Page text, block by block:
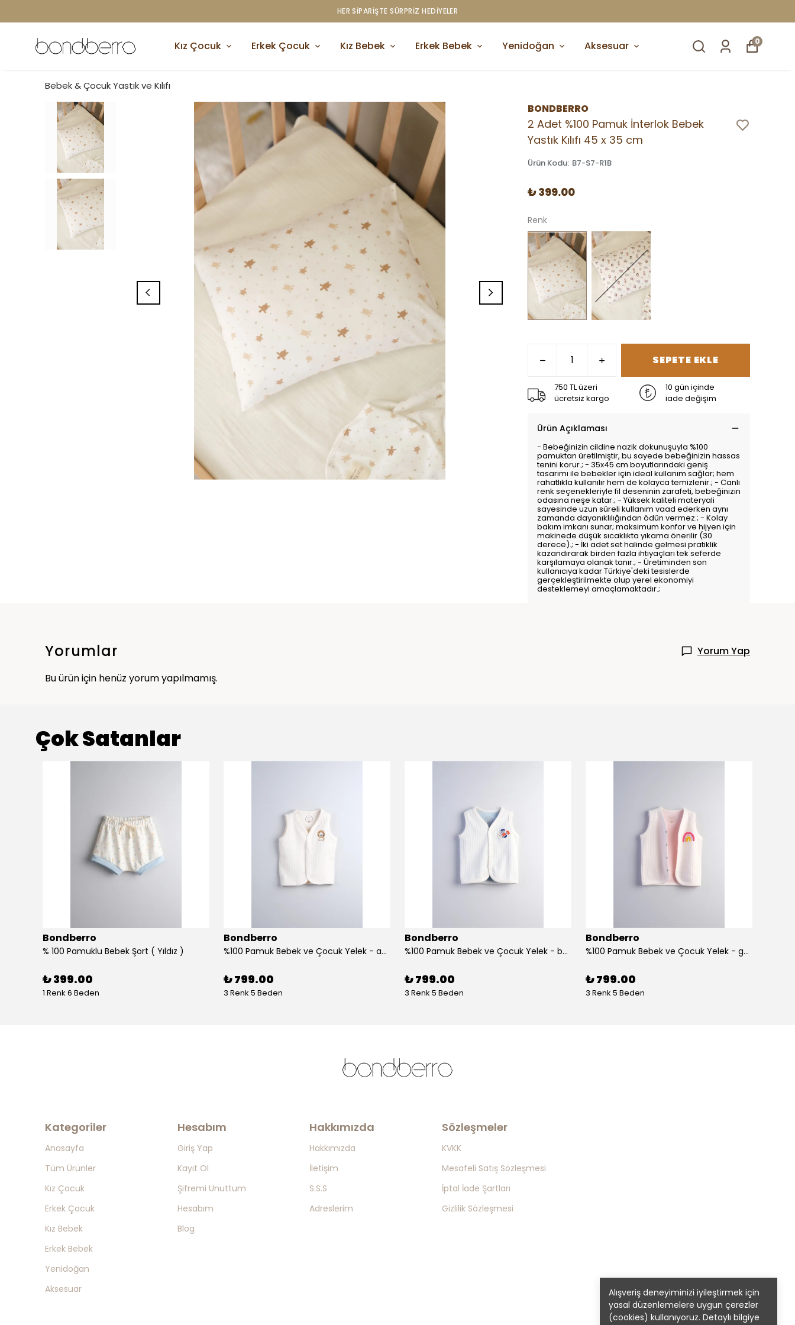
750 TL ÜZERI ÜCRETSIZ KARGO
Kız Çocuk Erkek Çocuk Kız Bebek Erkek Bebek Yenidoğan Aksesuar 0
Alışveriş deneyiminizi iyileştirmek için
yasal düzenlemelere uygun çerezler
(cookies) kullanıyoruz. Detaylı bilgiye
Bebek & Çocuk Yastık ve Kılıfı
BONDBERRO
2 Adet %100 Pamuk İnterlok Bebek
Yastık Kılıfı 45 x 35 cm
Ürün Kodu: B7-S7-R1B
₺ 399.00
Renk
SEPETE EKLE
750 TL üzeri
ücretsiz kargo
10 gün içinde
iade değişim
Ürün Açıklaması
- Bebeğinizin cildine nazik dokunuşuyla %100
pamuktan üretilmiştir, bu sayede bebeğinizin hassas
tenini korur.; - 35x45 cm boyutlarındaki geniş
tasarımı ile bebekler için ideal kullanım sağlar; hem
rahatlıkla kullanılır hem de kolayca temizlenir.; - Canlı
renk seçenekleriyle fil deseninin zarafeti, bebeğinizin
odasına neşe katar.; - Yüksek kaliteli materyali
sayesinde uzun süreli kullanım vaad ederken aynı
zamanda dayanıklılığından ödün vermez.; - Kolay
bakım imkanı sunar; maksimum konfor ve hijyen için
makinede düşük sıcaklıkta yıkama önerilir (30
derece).; - İki adet set halinde gelmesi pratiklik
kazandırarak birden fazla ihtiyaçları tek seferde
karşılamaya olanak tanır.; - Üretiminden son
kullanıcıya kadar Türkiye'deki tesislerde
gerçekleştirilmekte olup yerel ekonomiyi
desteklemeyi amaçlamaktadır.;
Yorumlar
Yorum Yap
Bu ürün için henüz yorum yapılmamış.
Çok Satanlar
Bondberro
% 100 Pamuklu Bebek Şort ( Yıldız )
₺ 399.00
1 Renk 6 Beden
Bondberro
%100 Pamuk Bebek ve Çocuk Yelek - aslan
₺ 799.00
3 Renk 5 Beden
Bondberro
%100 Pamuk Bebek ve Çocuk Yelek - balık
₺ 799.00
3 Renk 5 Beden
Bondberro
%100 Pamuk Bebek ve Çocuk Yelek - gökkuşağı
₺ 799.00
3 Renk 5 Beden
Kategoriler
Anasayfa
Tüm Ürünler
Kız Çocuk
Erkek Çocuk
Kız Bebek
Erkek Bebek
Yenidoğan
Aksesuar
Hesabım
Giriş Yap
Kayıt Ol
Şifremi Unuttum
Hesabım
Blog
Hakkımızda
Hakkımızda
İletişim
S.S.S
Adreslerim
Sözleşmeler
KVKK
Mesafeli Satış Sözleşmesi
İptal İade Şartları
Gizlilik Sözleşmesi